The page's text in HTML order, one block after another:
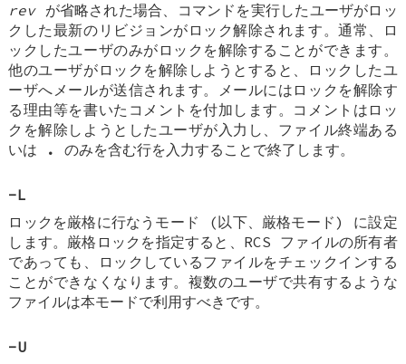
revが省略された場合、コマンドを実行したユーザがロッ
クした最新のリビジョンがロック解除されます。通常、ロ
ックしたユーザのみがロックを解除することができます。
他のユーザがロックを解除しようとすると、ロックしたユ
ーザへメールが送信されます。メールにはロックを解除す
る理由等を書いたコメントを付加します。コメントはロッ
クを解除しようとしたユーザが入力し、ファイル終端ある
いは
. のみを含む行を入力することで終了します。
-L
ロックを厳格に行なうモード (以下、厳格モード) に設定
します。厳格ロックを指定すると、RCS ファイルの所有者
であっても、ロックしているファイルをチェックインする
ことができなくなります。複数のユーザで共有するような
ファイルは本モードで利用すべきです。
-U